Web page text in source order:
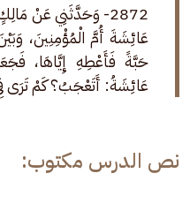
2872- وَحَدَّثَنِي عَنْ
عَائِشَةَ أُمَّ الْمُؤْمِنِينَ،
حَبَّةً فَأَعْطِهِ إِيَّاهَا،
عَائِشَةُ: أَتَعْجَبُ؟ كَمْ تَرَى
نص الدرس مكتوب: